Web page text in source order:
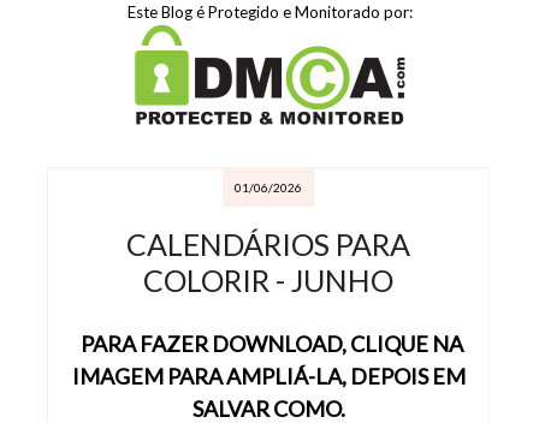
Este Blog é Protegido e Monitorado por:
01/06/2026
CALENDÁRIOS PARA
COLORIR - JUNHO
PARA FAZER DOWNLOAD, CLIQUE NA
IMAGEM PARA AMPLIÁ-LA, DEPOIS EM
SALVAR COMO.